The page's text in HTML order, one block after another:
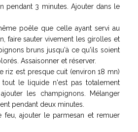
pendant 3 minutes. Ajouter dans le
poêle que celle ayant servi au
faire sauter vivement les girolles et
bruns jusqu'à ce qu'ils soient
Assaisonner et réserver.
riz est presque cuit (environ 18 mn)
tout le liquide n'est pas totalement
les champignons. Mélanger
pendant deux minutes.
feu, ajouter le parmesan et remuer